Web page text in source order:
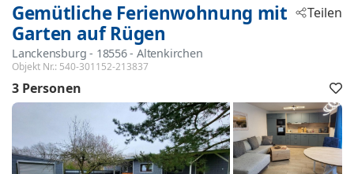
Gemütliche Ferienwohnung mit
Garten auf Rügen
Lanckensburg - 18556 - Altenkirchen
Objekt Nr.: 540-301152-213837
Teilen
3 Personen